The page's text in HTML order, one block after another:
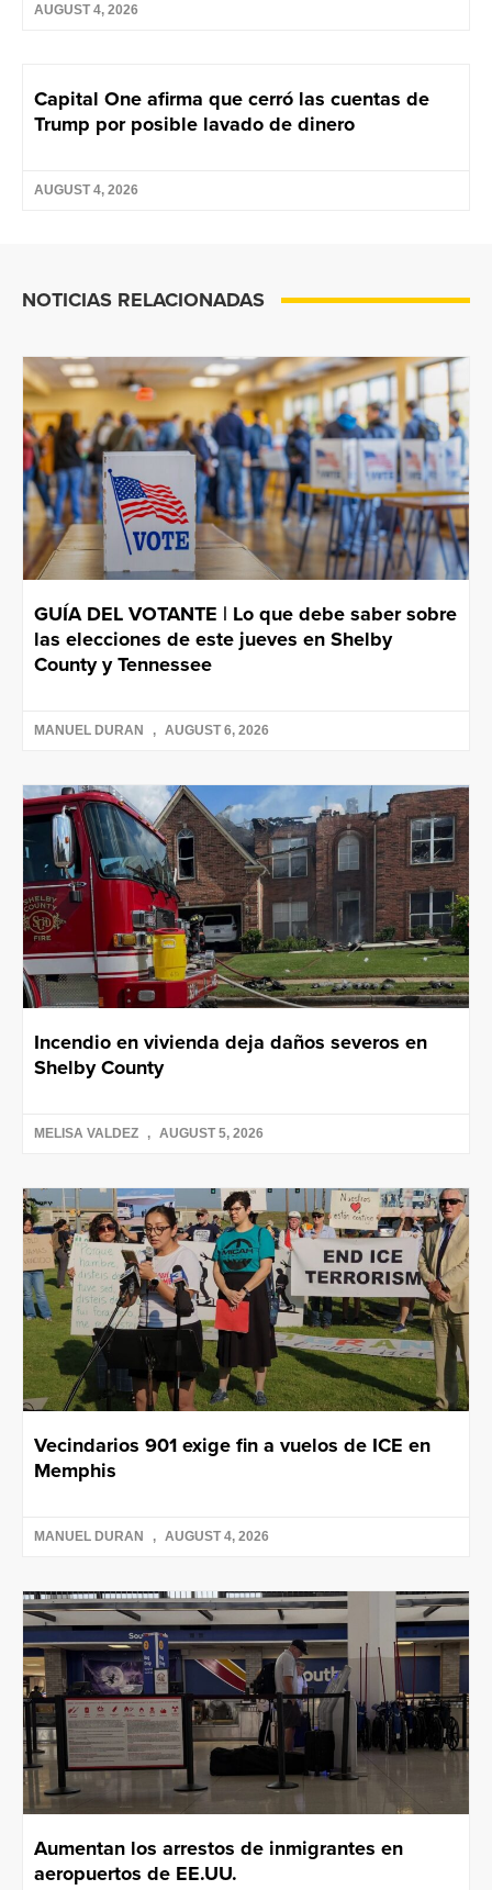
AUGUST 4, 2026
Capital One afirma que cerró las cuentas de
Trump por posible lavado de dinero
AUGUST 4, 2026
NOTICIAS RELACIONADAS
GUÍA DEL VOTANTE | Lo que debe saber sobre
las elecciones de este jueves en Shelby
County y Tennessee
MANUEL DURAN AUGUST 6, 2026
Incendio en vivienda deja daños severos en
Shelby County
MELISA VALDEZ AUGUST 5, 2026
Vecindarios 901 exige fin a vuelos de ICE en
Memphis
MANUEL DURAN AUGUST 4, 2026
Aumentan los arrestos de inmigrantes en
aeropuertos de EE.UU.